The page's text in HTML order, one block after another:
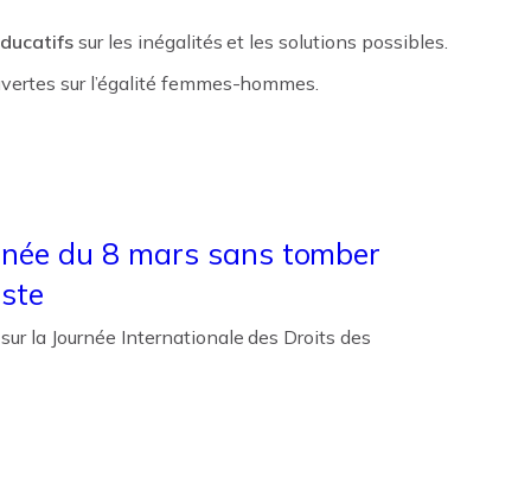
sur les inégalités et les solutions possibles.
sur l’égalité femmes-hommes.
du 8 mars sans tomber
la Journée Internationale des Droits des